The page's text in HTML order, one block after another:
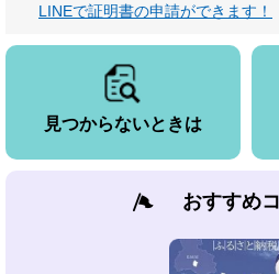
LINEで証明書の申請ができます！
見つからないときは
おすすめ